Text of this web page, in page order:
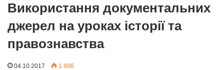
Використання документальних
джерел на уроках історії та
правознавства
04.10.2017 1 806